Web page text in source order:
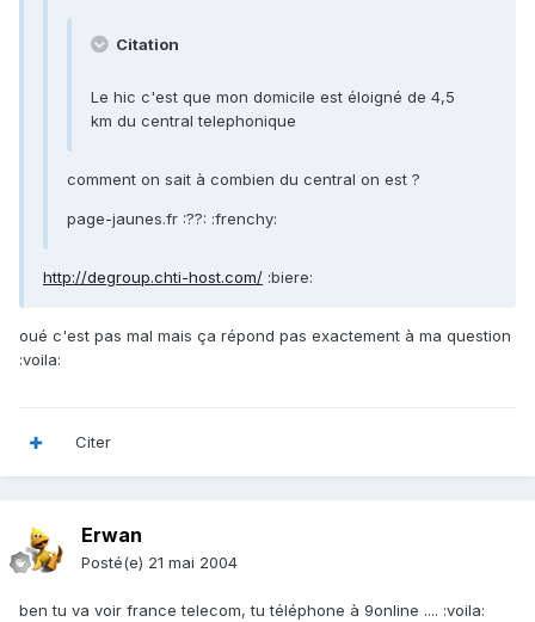
Citation
Le hic c'est que mon domicile est éloigné de 4,5
km du central telephonique
comment on sait à combien du central on est ?
page-jaunes.fr :??: :frenchy:
http://degroup.chti-host.com/ :biere:
oué c'est pas mal mais ça répond pas exactement à ma question
:voila:
Citer
Erwan
Posté(e) 21 mai 2004
ben tu va voir france telecom, tu téléphone à 9online .... :voila: